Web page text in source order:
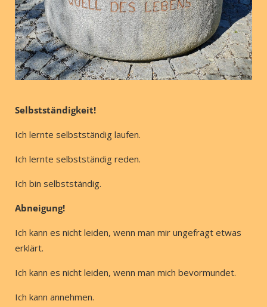
Selbstständigkeit!
Ich lernte selbstständig laufen.
Ich lernte selbstständig reden.
Ich bin selbstständig.
Abneigung!
Ich kann es nicht leiden, wenn man mir ungefragt etwas
erklärt.
Ich kann es nicht leiden, wenn man mich bevormundet.
Ich kann annehmen.